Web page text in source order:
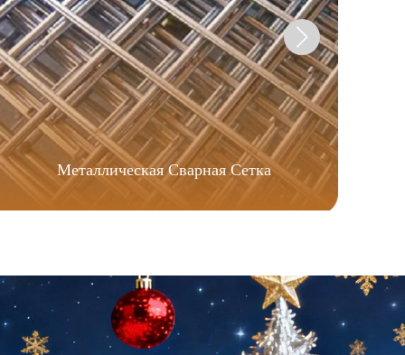
Металлическая Сварная Сетка